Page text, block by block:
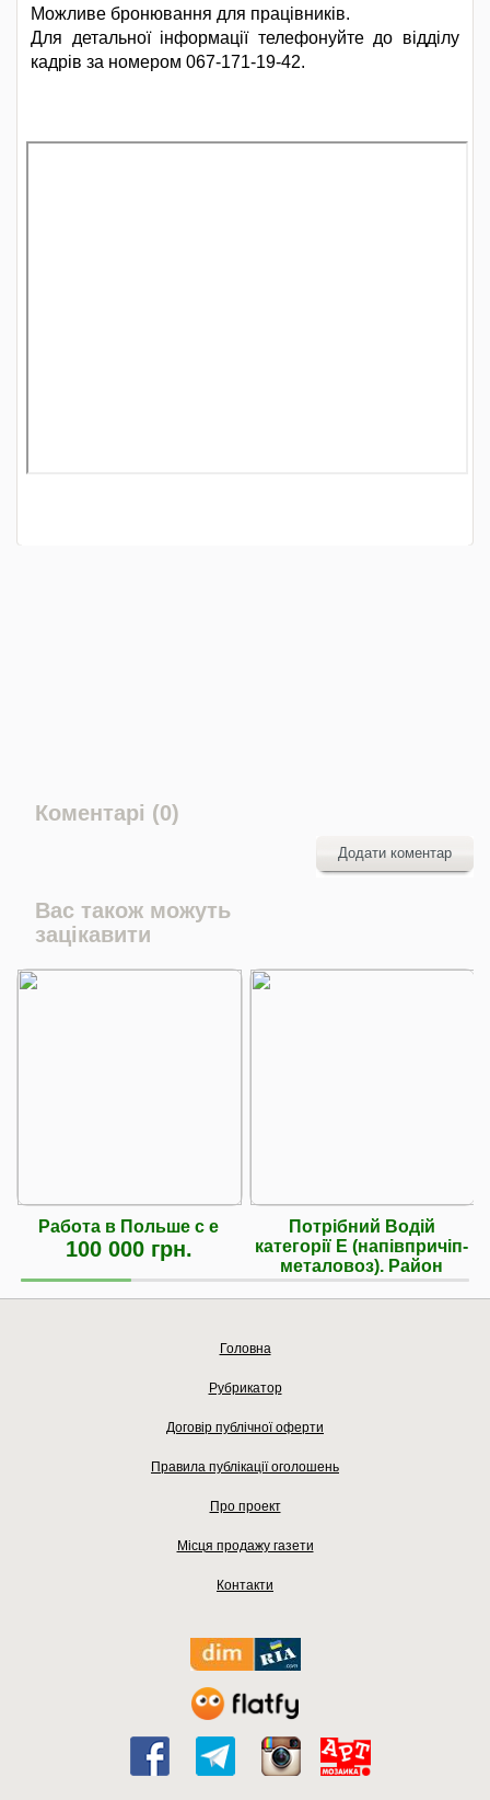
Можливе бронювання для працівників.
Для детальної інформації телефонуйте до відділу
кадрів за номером 067-171-19-42.
Коментарі (0)
Додати коментар
Вас також можуть
зацікавити
Работа в Польше с е
100 000 грн.
Потрібний Водій
категорії Е (напівпричіп-
металовоз). Район
Головна
Рубрикатор
Договір публічної оферти
Правила публікації оголошень
Про проект
Місця продажу газети
Контакти